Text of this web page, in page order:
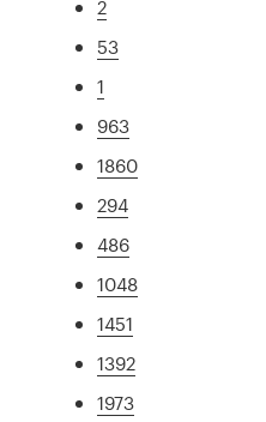
2
53
1
963
1860
294
486
1048
1451
1392
1973